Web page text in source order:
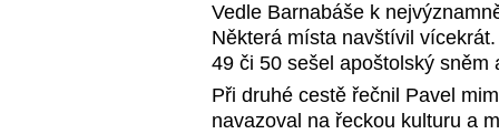
Vedle Barnabáše k
Některá místa navštívil
49 či 50 sešel apoštolský
Při druhé cestě řečnil Pavel
navazoval na řeckou kulturu a